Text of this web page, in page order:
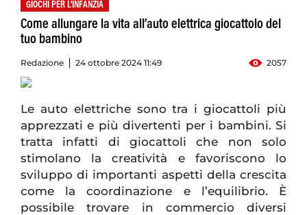
GIOCHI PER L'INFANZIA
Come allungare la vita all’auto elettrica giocattolo del
tuo bambino
Redazione 24 ottobre 2024 11:49 2057
Le auto elettriche sono tra i giocattoli più
apprezzati e più divertenti per i bambini. Si
tratta infatti di giocattoli che non solo
stimolano la creatività e favoriscono lo
sviluppo di importanti aspetti della crescita
come la coordinazione e l’equilibrio. È
possibile trovare in commercio diversi